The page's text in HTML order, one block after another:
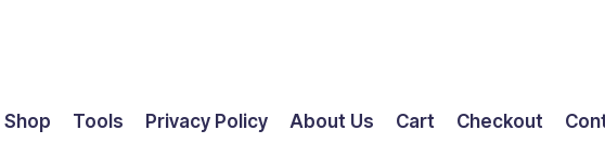
Shop Tools Privacy Policy About Us Cart Checkout